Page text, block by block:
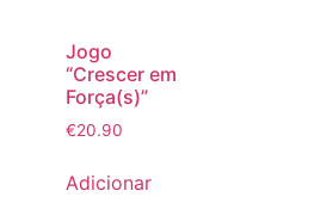
Jogo
“Crescer em
Força(s)”
€20.90
Adicionar